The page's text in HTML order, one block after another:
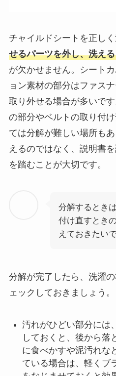
チャイルドシートを正しく
せるパーツを外し、洗え
が欠かせません。シート
ョン素材の部分はファス
取り外せる場合が多いで
の部分やベルトの取り付
ては分解が難しい場所も
えるのではなく、説明書
を踏むことが大切です。
分解するとき
付け直すとき
えておきたい
分解が完了したら、洗濯
ェックしておきましょう。
汚れがひどい部分には、
しておくと、後から落
に食べかすや泥汚れな
ている場合は、軽くブ